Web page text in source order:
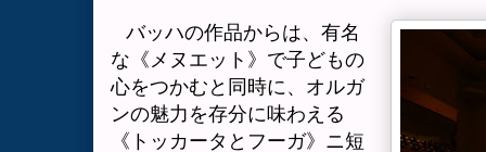
バッハの作品からは、有名
な《メヌエット》で子どもの
心をつかむと同時に、オルガ
ンの魅力を存分に味わえる
《トッカータとフーガ》ニ短